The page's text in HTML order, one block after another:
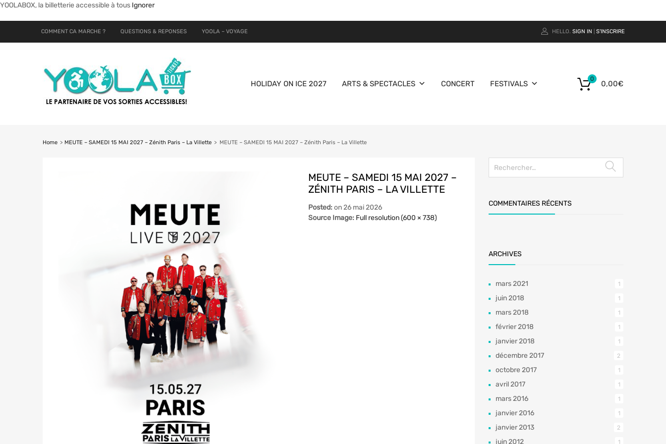
YOOLABOX, la billetterie accessible à tous Ignorer
COMMENT CA MARCHE ? QUESTIONS & REPONSES YOOLA – VOYAGE HELLO. SIGN IN S'INSCRIRE
0,00€
0
HOLIDAY ON ICE 2027 ARTS & SPECTACLES CONCERT FESTIVALS
Home > MEUTE – SAMEDI 15 MAI 2027 – Zénith Paris – La Villette > MEUTE – SAMEDI 15 MAI 2027 – Zénith Paris – La Villette
MEUTE – SAMEDI 15 MAI 2027 –
ZÉNITH PARIS – LA VILLETTE
Posted: on26 mai 2026
Source Image: Full resolution (600 × 738)
COMMENTAIRES RÉCENTS
ARCHIVES
mars 2021 1
juin 2018 1
mars 2018 1
février 2018 1
janvier 2018 1
décembre 2017 2
octobre 2017 1
avril 2017 1
mars 2016 1
janvier 2016 1
janvier 2013 2
juin 2012 1